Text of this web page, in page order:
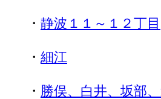
・ 静波１１～１２丁目
・ 細江
・ 勝俣、白井、坂部